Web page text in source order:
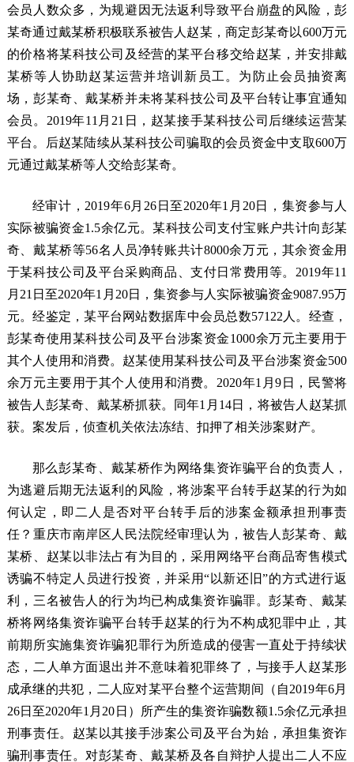
会员人数众多，为规避因无法返利导致平台崩盘的风险，彭
某奇通过戴某桥积极联系被告人赵某，商定彭某奇以600万元
的价格将某科技公司及经营的某平台移交给赵某，并安排戴
某桥等人协助赵某运营并培训新员工。为防止会员抽资离
场，彭某奇、戴某桥并未将某科技公司及平台转让事宜通知
会员。2019年11月21日，赵某接手某科技公司后继续运营某
平台。后赵某陆续从某科技公司骗取的会员资金中支取600万
元通过戴某桥等人交给彭某奇。
经审计，2019年6月26日至2020年1月20日，集资参与人
实际被骗资金1.5余亿元。某科技公司支付宝账户共计向彭某
奇、戴某桥等56名人员净转账共计8000余万元，其余资金用
于某科技公司及平台采购商品、支付日常费用等。2019年11
月21日至2020年1月20日，集资参与人实际被骗资金9087.95万
元。经鉴定，某平台网站数据库中会员总数57122人。经查，
彭某奇使用某科技公司及平台涉案资金1000余万元主要用于
其个人使用和消费。赵某使用某科技公司及平台涉案资金500
余万元主要用于其个人使用和消费。2020年1月9日，民警将
被告人彭某奇、戴某桥抓获。同年1月14日，将被告人赵某抓
获。案发后，侦查机关依法冻结、扣押了相关涉案财产。
那么彭某奇、戴某桥作为网络集资诈骗平台的负责人，
为逃避后期无法返利的风险，将涉案平台转手赵某的行为如
何认定，即二人是否对平台转手后的涉案金额承担刑事责
任？重庆市南岸区人民法院经审理认为，被告人彭某奇、戴
某桥、赵某以非法占有为目的，采用网络平台商品寄售模式
诱骗不特定人员进行投资，并采用“以新还旧”的方式进行返
利，三名被告人的行为均已构成集资诈骗罪。彭某奇、戴某
桥将网络集资诈骗平台转手赵某的行为不构成犯罪中止，其
前期所实施集资诈骗犯罪行为所造成的侵害一直处于持续状
态，二人单方面退出并不意味着犯罪终了，与接手人赵某形
成承继的共犯，二人应对某平台整个运营期间（自2019年6月
26日至2020年1月20日）所产生的集资诈骗数额1.5余亿元承担
刑事责任。赵某以其接手涉案公司及平台为始，承担集资诈
骗刑事责任。对彭某奇、戴某桥及各自辩护人提出二人不应